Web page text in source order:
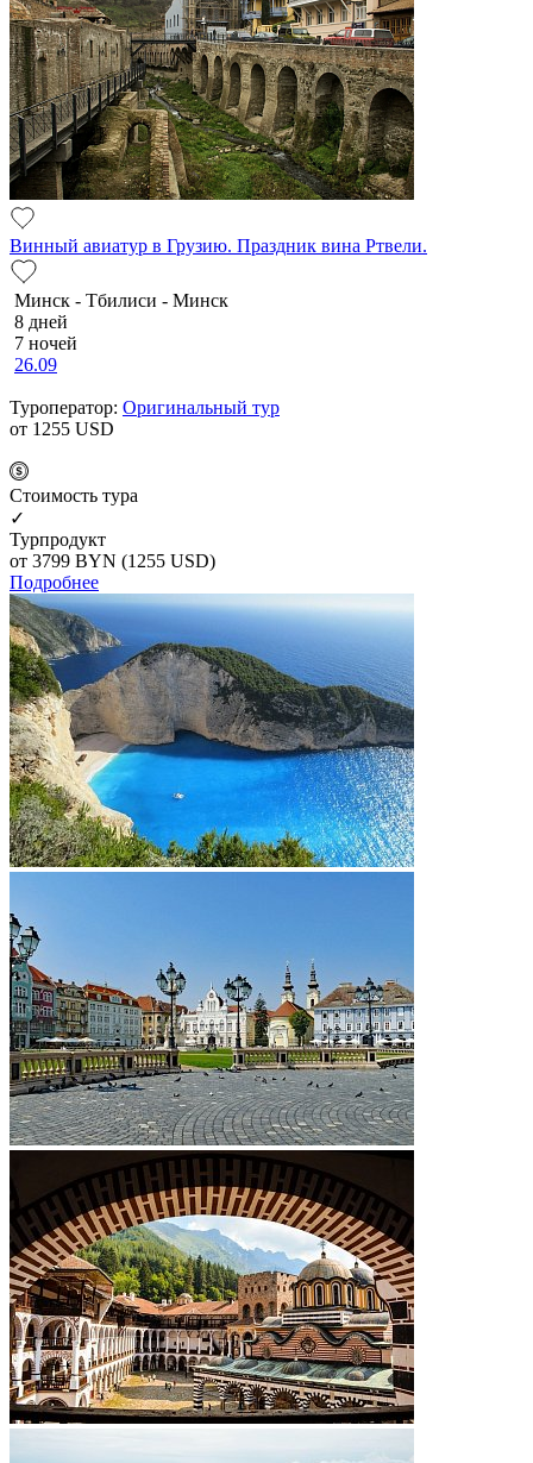
Винный авиатур в Грузию. Праздник вина Ртвели.
Минск - Тбилиси - Минск
8 дней
7 ночей
26.09
Туроператор: Оригинальный тур
от 1255 USD
Cтоимость тура
✓
Турпродукт
от 3799 BYN (1255 USD)
Подробнее